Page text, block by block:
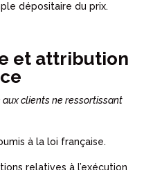
dépositaire du prix.
et attribution
aux clients ne ressortissant
à la loi française.
relatives à l’exécution